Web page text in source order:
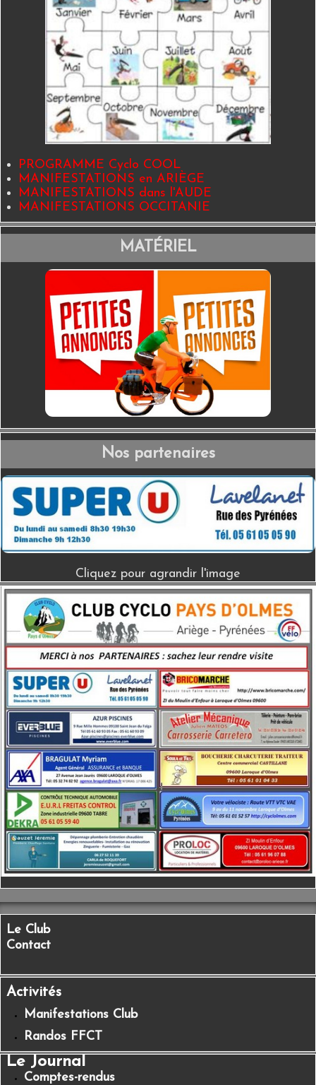
PROGRAMME Cyclo COOL
MANIFESTATIONS en ARIÈGE
MANIFESTATIONS dans l'AUDE
MANIFESTATIONS OCCITANIE
MATÉRIEL
Nos partenaires
Cliquez pour agrandir l'image
Le Club
Contact
Activités
Manifestations Club
Randos FFCT
Le Journal
Comptes-rendus